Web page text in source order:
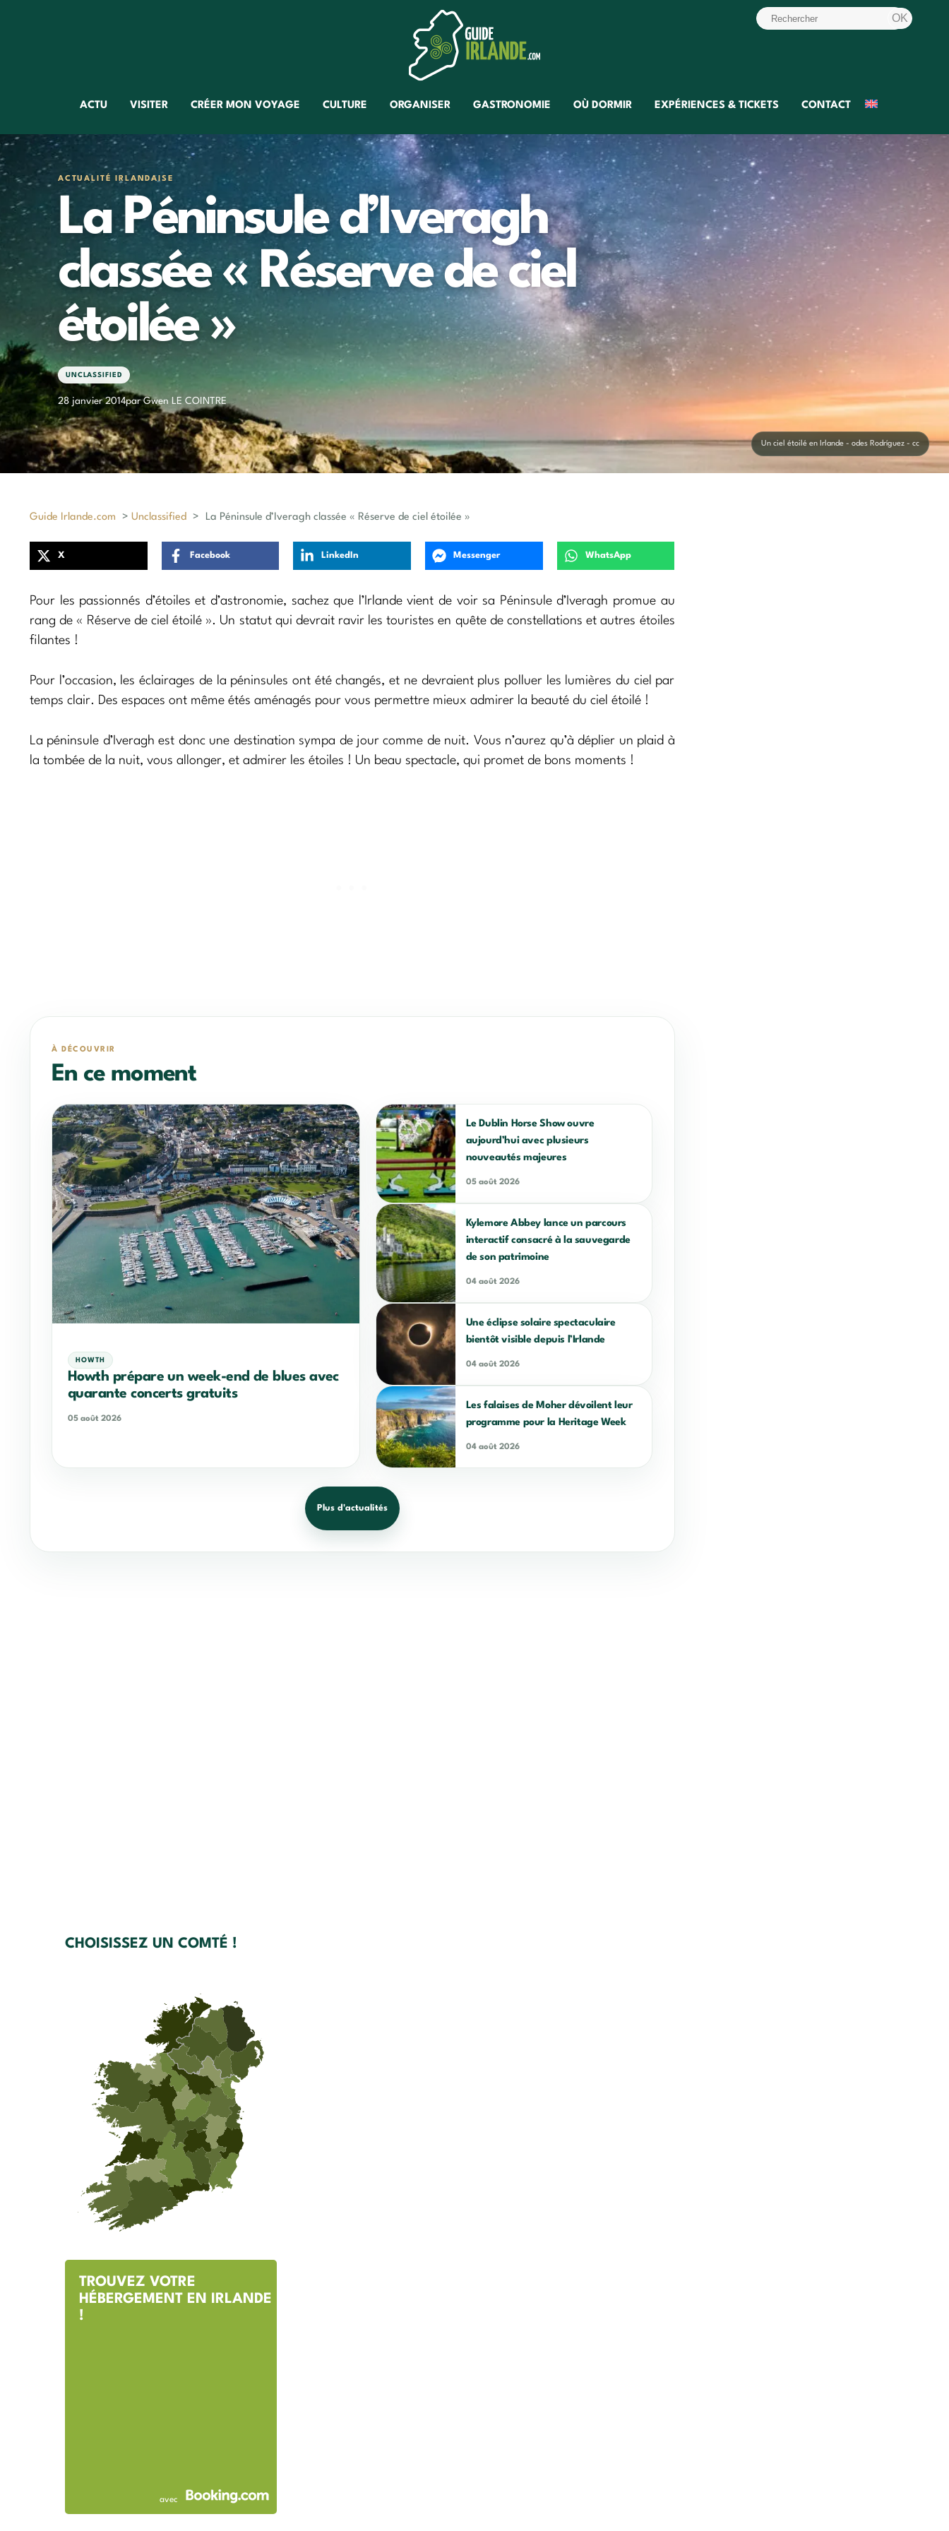
ACTU VISITER CRÉER MON VOYAGE CULTURE ORGANISER GASTRONOMIE OÙ DORMIR EXPÉRIENCES & TICKETS CONTACT
ACTUALITÉ IRLANDAISE
La Péninsule d’Iveragh
classée « Réserve de ciel
étoilée »
UNCLASSIFIED
28 janvier 2014par Gwen LE COINTRE
Un ciel étoilé en Irlande - odes Rodríguez - cc
Guide Irlande.com > Unclassified > La Péninsule d’Iveragh classée « Réserve de ciel étoilée »
X Facebook LinkedIn Messenger WhatsApp
Pour les passionnés d’étoiles et d’astronomie, sachez que l’Irlande vient de voir sa Péninsule d’Iveragh promue au
rang de « Réserve de ciel étoilé ». Un statut qui devrait ravir les touristes en quête de constellations et autres étoiles
filantes !
Pour l’occasion, les éclairages de la péninsules ont été changés, et ne devraient plus polluer les lumières du ciel par
temps clair. Des espaces ont même étés aménagés pour vous permettre mieux admirer la beauté du ciel étoilé !
La péninsule d’Iveragh est donc une destination sympa de jour comme de nuit. Vous n’aurez qu’à déplier un plaid à
la tombée de la nuit, vous allonger, et admirer les étoiles ! Un beau spectacle, qui promet de bons moments !
À DÉCOUVRIR
En ce moment
HOWTH
Howth prépare un week-end de blues avec
quarante concerts gratuits
05 août 2026
Le Dublin Horse Show ouvre
aujourd’hui avec plusieurs
nouveautés majeures
05 août 2026
Kylemore Abbey lance un parcours
interactif consacré à la sauvegarde
de son patrimoine
04 août 2026
Une éclipse solaire spectaculaire
bientôt visible depuis l’Irlande
04 août 2026
Les falaises de Moher dévoilent leur
programme pour la Heritage Week
04 août 2026
Plus d'actualités
CHOISISSEZ UN COMTÉ !
TROUVEZ VOTRE
HÉBERGEMENT EN IRLANDE
!
avec